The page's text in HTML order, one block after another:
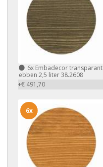
6x Embadecor transparant
ebben 2,5 liter 38.2608
+€ 491,70
6x